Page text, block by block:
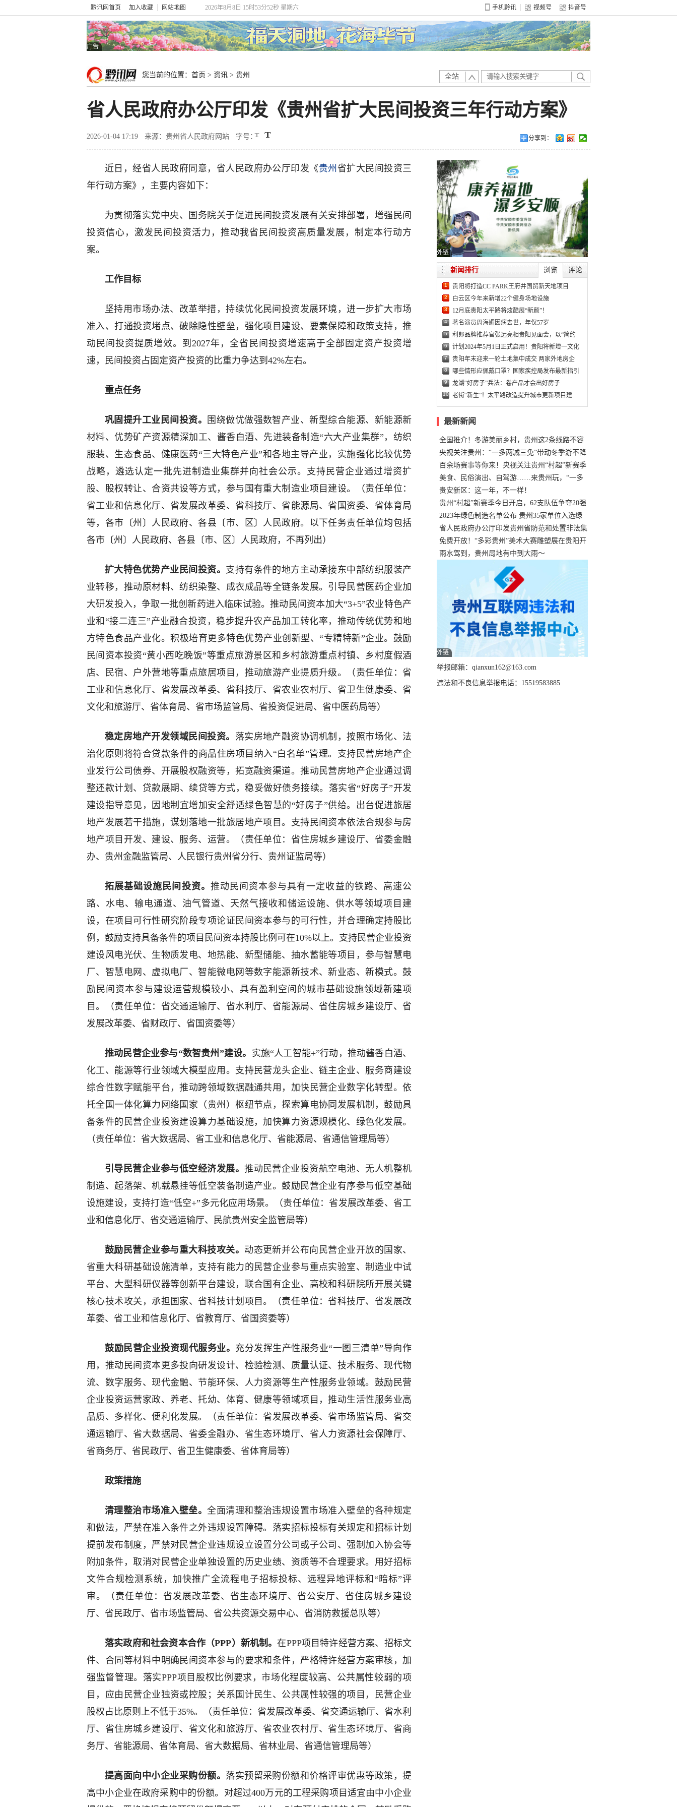
黔讯网首页 加入收藏 网站地图 2026年8月8日 15时53分53秒 星期六 手机黔讯 视频号 抖音号
广告
您当前的位置： 首页 > 资讯 > 贵州 全站
省人民政府办公厅印发《贵州省扩大民间投资三年行动方案》
2026-01-04 17:19 来源：贵州省人民政府网站 字号： 分享到：
近日，经省人民政府同意，省人民政府办公厅印发《贵州 省扩大民间投资三
年行动方案》，主要内容如下：
为贯彻落实党中央、国务院关于促进民间投资发展有关安排部署，增强民间
投资信心，激发民间投资活力，推动我省民间投资高质量发展，制定本行动方
案。
工作目标
坚持用市场办法、改革举措，持续优化民间投资发展环境，进一步扩大市场
准入、打通投资堵点、破除隐性壁垒，强化项目建设、要素保障和政策支持，推
动民间投资提质增效。到2027年，全省民间投资增速高于全部固定资产投资增
速，民间投资占固定资产投资的比重力争达到42%左右。
重点任务
巩固提升工业民间投资。
围绕做优做强数智产业、新型综合能源、新能源新
材料、优势矿产资源精深加工、酱香白酒、先进装备制造“六大产业集群”，纺织
服装、生态食品、健康医药“三大特色产业”和各地主导产业，实施强化比较优势
战略，遴选认定一批先进制造业集群并向社会公示。支持民营企业通过增资扩
股、股权转让、合资共设等方式，参与国有重大制造业项目建设。（责任单位：
省工业和信息化厅、省发展改革委、省科技厅、省能源局、省国资委、省体育局
等，各市〔州〕人民政府、各县〔市、区〕人民政府。以下任务责任单位均包括
各市〔州〕人民政府、各县〔市、区〕人民政府，不再列出）
扩大特色优势产业民间投资。 支持有条件的地方主动承接东中部纺织服装产
业转移，推动原材料、纺织染整、成衣成品等全链条发展。引导民营医药企业加
大研发投入，争取一批创新药进入临床试验。推动民间资本加大“3+5”农业特色产
业和“接二连三”产业融合投资，稳步提升农产品加工转化率，推动传统优势和地
方特色食品产业化。积极培育更多特色优势产业创新型、“专精特新”企业。鼓励
民间资本投资“黄小西吃晚饭”等重点旅游景区和乡村旅游重点村镇、乡村度假酒
店、民宿、户外营地等重点旅居项目，推动旅游产业提质升级。（责任单位：省
工业和信息化厅、省发展改革委、省科技厅、省农业农村厅、省卫生健康委、省
文化和旅游厅、省体育局、省市场监管局、省投资促进局、省中医药局等）
稳定房地产开发领域民间投资。 落实房地产融资协调机制，按照市场化、法
治化原则将符合贷款条件的商品住房项目纳入“白名单”管理。支持民营房地产企
业发行公司债券、开展股权融资等，拓宽融资渠道。推动民营房地产企业通过调
整还款计划、贷款展期、续贷等方式，稳妥做好债务接续。落实省“好房子”开发
建设指导意见，因地制宜增加安全舒适绿色智慧的“好房子”供给。出台促进旅居
地产发展若干措施，谋划落地一批旅居地产项目。支持民间资本依法合规参与房
地产项目开发、建设、服务、运营。（责任单位：省住房城乡建设厅、省委金融
办、贵州金融监管局、人民银行贵州省分行、贵州证监局等）
拓展基础设施民间投资。 推动民间资本参与具有一定收益的铁路、高速公
路、水电、输电通道、油气管道、天然气接收和储运设施、供水等领域项目建
设，在项目可行性研究阶段专项论证民间资本参与的可行性，并合理确定持股比
例，鼓励支持具备条件的项目民间资本持股比例可在10%以上。支持民营企业投资
建设风电光伏、生物质发电、地热能、新型储能、抽水蓄能等项目，参与智慧电
厂、智慧电网、虚拟电厂、智能微电网等数字能源新技术、新业态、新模式。鼓
励民间资本参与建设运营规模较小、具有盈利空间的城市基础设施领域新建项
目。（责任单位：省交通运输厅、省水利厅、省能源局、省住房城乡建设厅、省
发展改革委、省财政厅、省国资委等）
推动民营企业参与“数智贵州”建设。 实施“人工智能+”行动，推动酱香白酒、
化工、能源等行业领域大模型应用。支持民营龙头企业、链主企业、服务商建设
综合性数字赋能平台，推动跨领域数据融通共用，加快民营企业数字化转型。依
托全国一体化算力网络国家（贵州）枢纽节点，探索算电协同发展机制，鼓励具
备条件的民营企业投资建设算力基础设施，加快算力资源规模化、绿色化发展。
（责任单位：省大数据局、省工业和信息化厅、省能源局、省通信管理局等）
引导民营企业参与低空经济发展。推动民营企业投资航空电池、无人机整机
制造、起落架、机载悬挂等低空装备制造产业。鼓励民营企业有序参与低空基础
设施建设，支持打造“低空+”多元化应用场景。（责任单位：省发展改革委、省工
业和信息化厅、省交通运输厅、民航贵州安全监管局等）
鼓励民营企业参与重大科技攻关。 动态更新并公布向民营企业开放的国家、
省重大科研基础设施清单，支持有能力的民营企业参与重点实验室、制造业中试
平台、大型科研仪器等创新平台建设，联合国有企业、高校和科研院所开展关键
核心技术攻关，承担国家、省科技计划项目。（责任单位：省科技厅、省发展改
革委、省工业和信息化厅、省教育厅、省国资委等）
鼓励民营企业投资现代服务业。 充分发挥生产性服务业“一图三清单”导向作
用，推动民间资本更多投向研发设计、检验检测、质量认证、技术服务、现代物
流、数字服务、现代金融、节能环保、人力资源等生产性服务业领域。鼓励民营
企业投资运营家政、养老、托幼、体育、健康等领域项目，推动生活性服务业高
品质、多样化、便利化发展。（责任单位：省发展改革委、省市场监管局、省交
通运输厅、省大数据局、省委金融办、省生态环境厅、省人力资源社会保障厅、
省商务厅、省民政厅、省卫生健康委、省体育局等）
政策措施
清理整治市场准入壁垒。全面清理和整治违规设置市场准入壁垒的各种规定
和做法，严禁在准入条件之外违规设置障碍。落实招标投标有关规定和招标计划
提前发布制度，严禁对民营企业违规设立设置分公司或子公司、强制加入协会等
附加条件，取消对民营企业单独设置的历史业绩、资质等不合理要求。用好招标
文件合规检测系统，加快推广全流程电子招标投标、远程异地评标和“暗标”评
审。（责任单位：省发展改革委、省生态环境厅、省公安厅、省住房城乡建设
厅、省民政厅、省市场监管局、省公共资源交易中心、省消防救援总队等）
落实政府和社会资本合作（PPP）新机制。在PPP项目特许经营方案、招标文
件、合同等材料中明确民间资本参与的要求和条件，严格特许经营方案审核，加
强监督管理。落实PPP项目股权比例要求，市场化程度较高、公共属性较弱的项
目，应由民营企业独资或控股；关系国计民生、公共属性较强的项目，民营企业
股权占比原则上不低于35%。（责任单位：省发展改革委、省交通运输厅、省水利
厅、省住房城乡建设厅、省文化和旅游厅、省农业农村厅、省生态环境厅、省商
务厅、省能源局、省体育局、省大数据局、省林业局、省通信管理局等）
提高面向中小企业采购份额。 落实预留采购份额和价格评审优惠等政策，提
高中小企业在政府采购中的份额。对超过400万元的工程采购项目适宜由中小企业
外链
浏览 评论
新闻排行
1 贵阳将打造CC PARK王府井国贸新天地项目
2 白云区今年来新增22个健身场地设施
3 12月底贵阳太平路将炫酷展“新颜”！
4 著名演员周海媚因病去世，年仅57岁
5 利郎品牌推荐官张远亮相贵阳见面会，以“简约
6 计划2024年5月1日正式启用！贵阳将新增一文化
7 贵阳年末迎来一轮土地集中成交 两家外地房企
8 哪些情形应佩戴口罩？国家疾控局发布最新指引
9 龙湖“好房子”兵法：卷产品才会出好房子
10 老街“新生”！太平路改造提升城市更新项目建
最新新闻
全国推介！冬游美丽乡村，贵州这2条线路不容
错过
央视关注贵州：“一多两减三免”带动冬季游不降
温
百余场赛事等你来！央视关注贵州“村超”新赛季
正式“打响”
美食、民俗演出、自驾游……来贵州玩，“一多
两减三免”！
贵安新区：这一年，不一样！
贵州“村超”新赛季今日开启，62支队伍争夺20强
名额
2023年绿色制造名单公布 贵州35家单位入选绿
色工厂
省人民政府办公厅印发贵州省防范和处置非法集
资工作实施细则
免费开放！“多彩贵州”美术大赛雕塑展在贵阳开
展，持续至1月19日
雨水驾到，贵州局地有中到大雨～
外链
举报邮箱：qianxun162@163.com
违法和不良信息举报电话：15519583885